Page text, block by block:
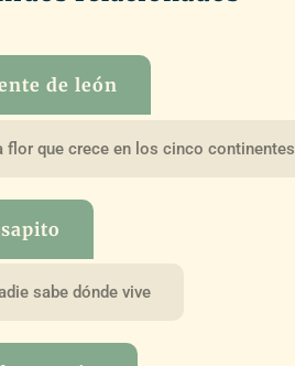
de león
flor que crece en los cinco continentes
sapito
sabe dónde vive